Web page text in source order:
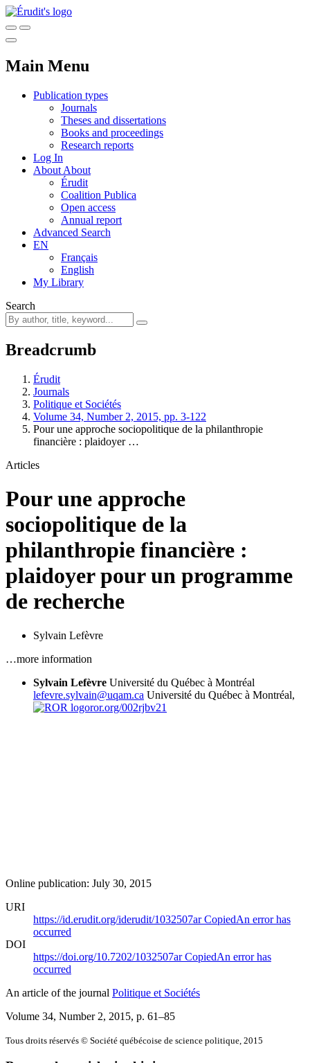
Main Menu
Publication types
Journals
Theses and dissertations
Books and proceedings
Research reports
Log In
About About
Érudit
Coalition Publica
Open access
Annual report
Advanced Search
EN
Français
English
My Library
Search
Breadcrumb
Érudit
Journals
Politique et Sociétés
Volume 34, Number 2, 2015, pp. 3-122
Pour une approche sociopolitique de la philanthropie
financière : plaidoyer …
Articles
Pour une approche
sociopolitique de la
philanthropie financière :
plaidoyer pour un programme
de recherche
Sylvain Lefèvre
…more information
Sylvain Lefèvre Université du Québec à Montréal
lefevre.sylvain@uqam.ca Université du Québec à Montréal,
ror.org/002rjbv21
Online publication: July 30, 2015
URI
https://id.erudit.org/iderudit/1032507arCopiedAn error has
occurred
DOI
https://doi.org/10.7202/1032507arCopiedAn error has
occurred
An article of the journal Politique et Sociétés
Volume 34, Number 2, 2015, p. 61–85
Tous droits réservés © Société québécoise de science politique, 2015